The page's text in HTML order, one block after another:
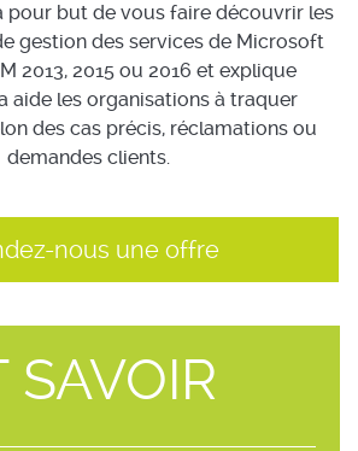
pour but de vous faire découvrir les
gestion des services de Microsoft
2013, 2015 ou 2016 et explique
aide les organisations à traquer
des cas précis, réclamations ou
demandes clients.
nous une offre
SAVOIR